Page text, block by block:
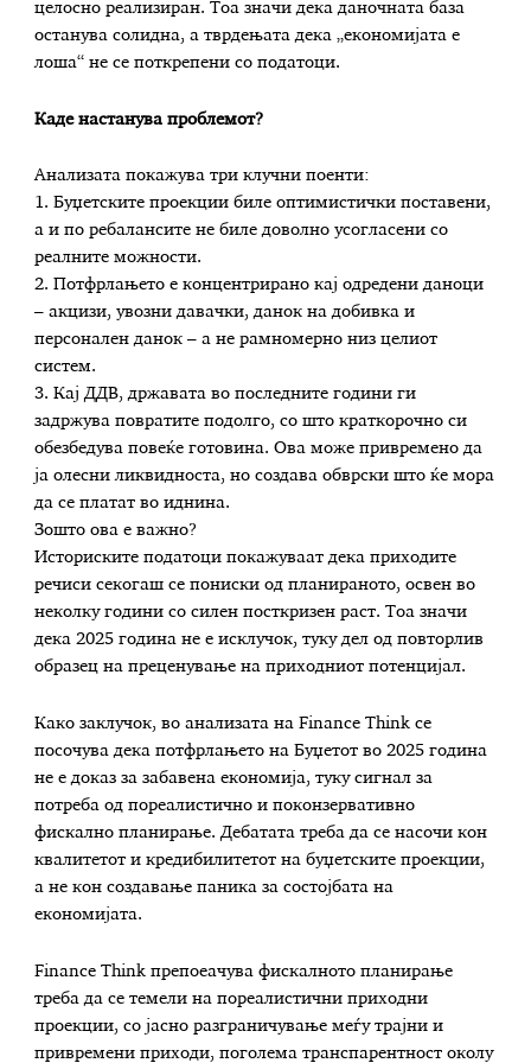
целосно реализиран. Тоа значи дека даночната база
останува солидна, а тврдењата дека „економијата е
лоша“ не се поткрепени со податоци.
Каде настанува проблемот?
Анализата покажува три клучни поенти:
1. Буџетските проекции биле оптимистички поставени,
а и по ребалансите не биле доволно усогласени со
реалните можности.
2. Потфрлањето е концентрирано кај одредени даноци
– акцизи, увозни давачки, данок на добивка и
персонален данок – а не рамномерно низ целиот
систем.
3. Кај ДДВ, државата во последните години ги
задржува повратите подолго, со што краткорочно си
обезбедува повеќе готовина. Ова може привремено да
ја олесни ликвидноста, но создава обврски што ќе мора
да се платат во иднина.
Зошто ова е важно?
Историските податоци покажуваат дека приходите
речиси секогаш се пониски од планираното, освен во
неколку години со силен посткризен раст. Тоа значи
дека 2025 година не е исклучок, туку дел од повторлив
образец на преценување на приходниот потенцијал.
Како заклучок, во анализата на Finance Think се
посочува дека потфрлањето на Буџетот во 2025 година
не е доказ за забавена економија, туку сигнал за
потреба од пореалистично и поконзервативно
фискално планирање. Дебатата треба да се насочи кон
квалитетот и кредибилитетот на буџетските проекции,
а не кон создавање паника за состојбата на
економијата.
Finance Think препоеачува фискалното планирање
треба да се темели на пореалистични приходни
проекции, со јасно разграничување меѓу трајни и
привремени приходи, поголема транспарентност околу